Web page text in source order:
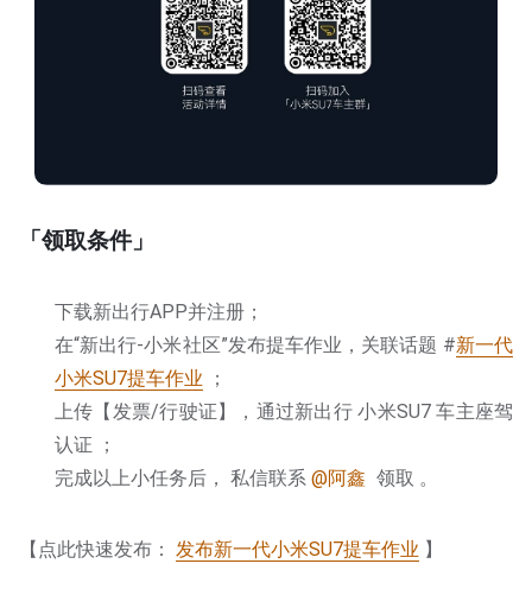
「领取条件」
下载新出行APP并注册；
在“新出行-小米社区”发布提车作业，关联话题 #新一代
小米SU7提车作业 ；
上传【发票/行驶证】，通过新出行 小米SU7 车主座驾
认证 ；
完成以上小任务后， 私信联系@阿鑫 领取 。
【点此快速发布：发布新一代小米SU7提车作业 】